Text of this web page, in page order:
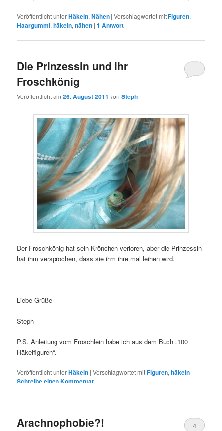
Veröffentlicht unterHäkeln,Nähen |Verschlagwortet mitFiguren,
Haargummi,häkeln,nähen |1 Antwort
Die Prinzessin und ihr
Froschkönig
Veröffentlicht am26. August 2011 vonSteph
Der Froschkönig hat sein Krönchen verloren, aber die Prinzessin
hat ihm versprochen, dass sie ihm ihre mal leihen wird.
Liebe Grüße
Steph
P.S. Anleitung vom Fröschlein habe ich aus dem Buch „100
Häkelfiguren“.
Veröffentlicht unterHäkeln |Verschlagwortet mitFiguren,häkeln |
Schreibe einen Kommentar
Arachnophobie?! 4